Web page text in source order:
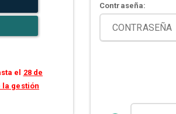
el 28 de
la gestión
Contraseña: